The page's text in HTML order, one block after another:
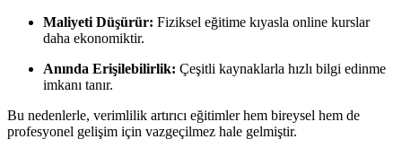
Maliyeti Düşürür: Fiziksel eğitime kıyasla online kurslar
daha ekonomiktir.
Anında Erişilebilirlik: Çeşitli kaynaklarla hızlı bilgi edinme
imkanı tanır.
Bu nedenlerle, verimlilik artırıcı eğitimler hem bireysel hem de
profesyonel gelişim için vazgeçilmez hale gelmiştir.